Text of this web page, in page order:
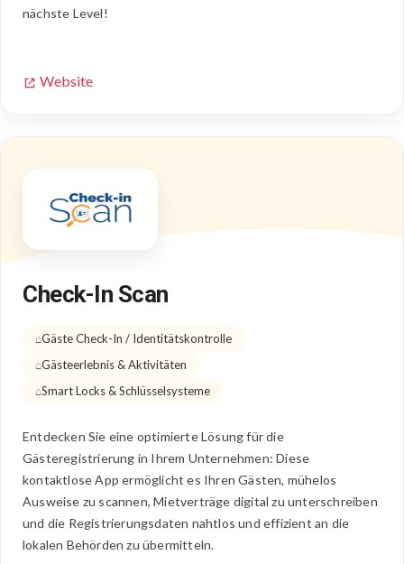
nächste Level!
Website
Check-In Scan
Gäste Check-In / Identitätskontrolle
Gästeerlebnis & Aktivitäten
Smart Locks & Schlüsselsysteme
Entdecken Sie eine optimierte Lösung für die
Gästeregistrierung in Ihrem Unternehmen: Diese
kontaktlose App ermöglicht es Ihren Gästen, mühelos
Ausweise zu scannen, Mietverträge digital zu unterschreiben
und die Registrierungsdaten nahtlos und effizient an die
lokalen Behörden zu übermitteln.